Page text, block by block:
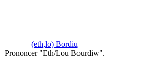
(eth,lo) Bordiu
Prononcer "Eth/Lou Bourdiw".